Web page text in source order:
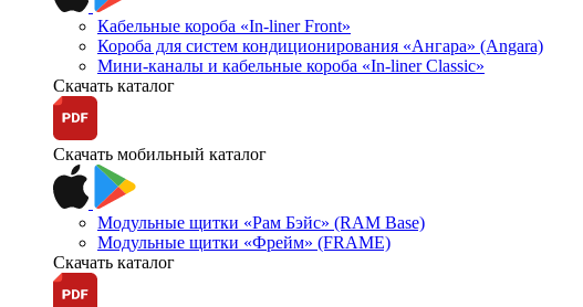
Кабельные короба «In-liner Front»
Короба для систем кондиционирования «Ангара» (Angara)
Мини-каналы и кабельные короба «In-liner Classic»
Скачать каталог
Скачать мобильный каталог
Модульные щитки «Рам Бэйс» (RAM Base)
Модульные щитки «Фрейм» (FRAME)
Скачать каталог